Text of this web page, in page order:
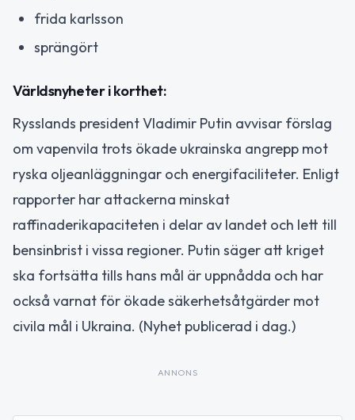
frida karlsson
sprängört
Världsnyheter i korthet:
Rysslands president Vladimir Putin avvisar förslag
om vapenvila trots ökade ukrainska angrepp mot
ryska oljeanläggningar och energifaciliteter. Enligt
rapporter har attackerna minskat
raffinaderikapaciteten i delar av landet och lett till
bensinbrist i vissa regioner. Putin säger att kriget
ska fortsätta tills hans mål är uppnådda och har
också varnat för ökade säkerhetsåtgärder mot
civila mål i Ukraina. (Nyhet publicerad i dag.)
ANNONS